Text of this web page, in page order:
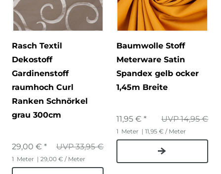
Rasch Textil
Dekostoff
Gardinenstoff
raumhoch Curl
Ranken Schnörkel
grau 300cm
UVP 33,95 €
29,00 € *
1 Meter | 29,00 € / Meter
Baumwolle Stoff
Meterware Satin
Spandex gelb ocker
1,45m Breite
UVP 14,95 €
11,95 € *
1 Meter | 11,95 € / Meter